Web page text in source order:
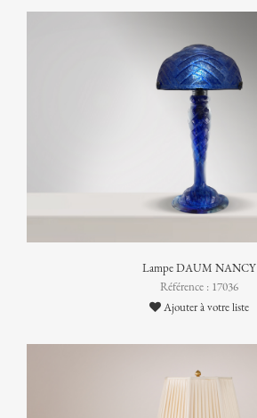
Lampe DAUM NANCY
Référence : 17036
Ajouter à votre liste